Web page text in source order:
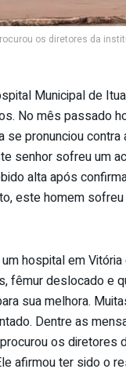
os diretores da
Municipal de
No mês passado
se pronunciou
senhor sofreu um
alta após
este homem
hospital em
fêmur deslocado e
sua melhora.
Dentre as
os
afirmou ter sido o